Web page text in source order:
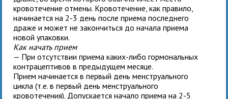
кровотечение отмены. Кровотечение, как правило,
начинается на 2-3 день после приема последнего
драже и может не закончиться до начала приема
новой упаковки.
Как начать прием
— При отсутствии приема каких-либо гормональных
контрацептивов в предыдущем месяце.
Приемначинается в первый день менструального
цикла (т.е. в первый день менструального
кровотечения). Допускается начало приема на 2-5